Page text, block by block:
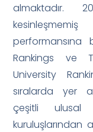
almaktadır.
performansına
Rankings ve
University
sıralarda yer
çeşitli ulusal
kuruluşlarından